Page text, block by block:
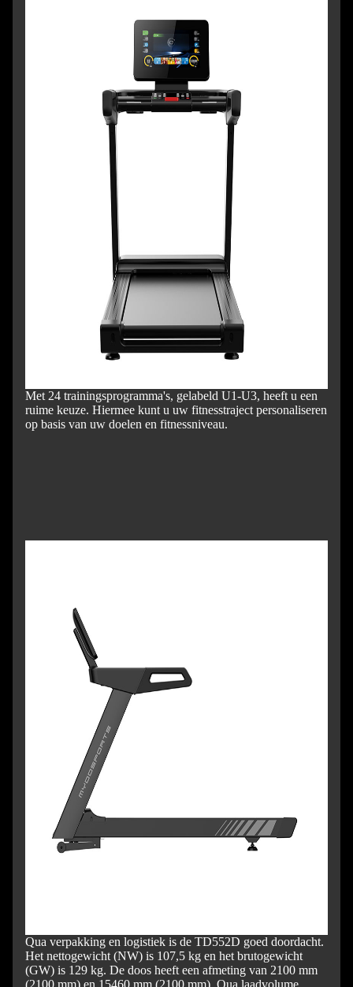
Met 24 trainingsprogramma's, gelabeld U1-U3, heeft u een
ruime keuze. Hiermee kunt u uw fitnesstraject personaliseren
op basis van uw doelen en fitnessniveau.
Qua verpakking en logistiek is de TD552D goed doordacht.
Het nettogewicht (NW) is 107,5 kg en het brutogewicht
(GW) is 129 kg. De doos heeft een afmeting van 2100 mm
(2100 mm) en 15460 mm (2100 mm). Qua laadvolume